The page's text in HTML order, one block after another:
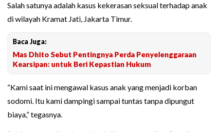
Salah satunya adalah kasus kekerasan seksual terhadap anak
di wilayah Kramat Jati, Jakarta Timur.
Baca Juga:
Mas Dhito Sebut Pentingnya Perda Penyelenggaraan
Kearsipan: untuk Beri Kepastian Hukum
“Kami saat ini mengawal kasus anak yang menjadi korban
sodomi. Itu kami dampingi sampai tuntas tanpa dipungut
biaya,” tegasnya.